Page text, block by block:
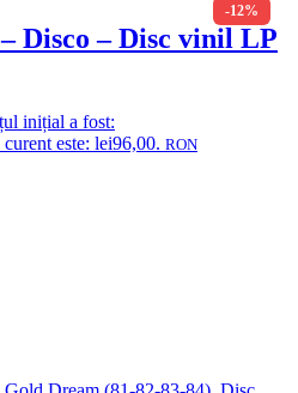
-12%
Disco – Disc vinil LP
inițial a fost:
este: lei96,00. RON